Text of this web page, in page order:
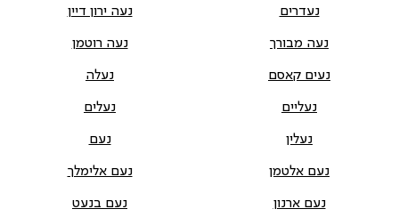
נעדרים נעה ירון דיין
נעה מבורך נעה רוטמן
נעים קאסם נעלה
נעליים נעלים
נעלין נעם
נעם אלטמן נעם אלימלך
נעם ארנון נעם בנעט